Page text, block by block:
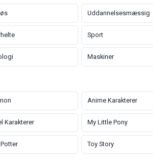
Uddannelsesmæssig
Sport
Maskiner
Anime Karakterer
Karakterer My Little Pony
Toy Story